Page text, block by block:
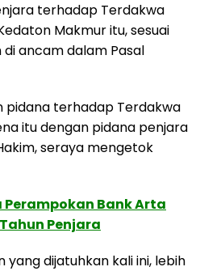
terhadap Terdakwa
Makmur itu, sesuai
ancam dalam Pasal
pidana terhadap Terdakwa
itu dengan pidana penjara
seraya mengetok
Perampokan Bank Arta
Penjara
yang dijatuhkan kali ini, lebih